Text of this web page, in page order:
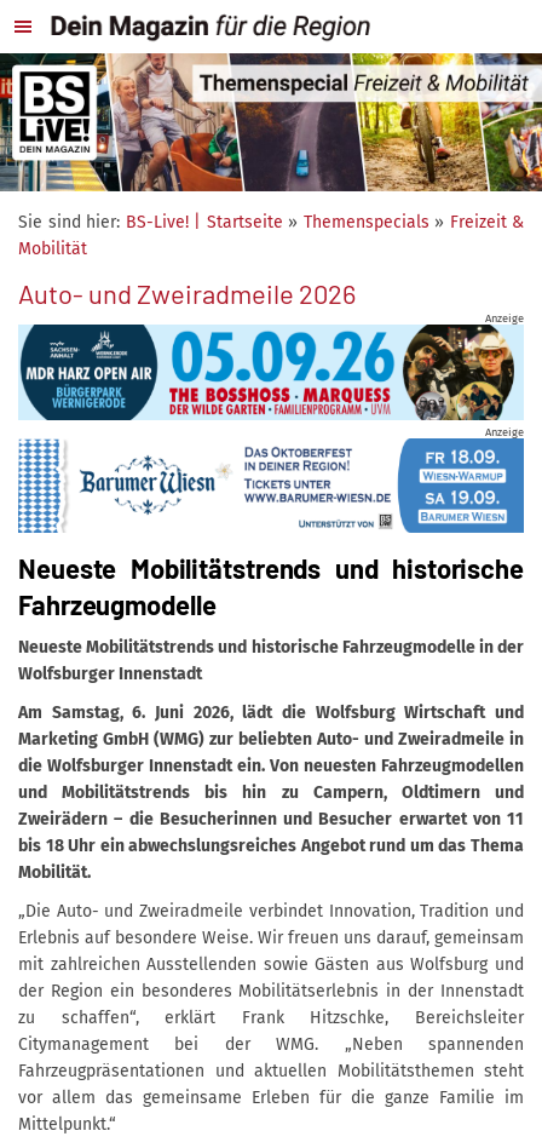
Sie sind hier: BS-Live! | Startseite » Themenspecials » Freizeit &
Mobilität
Auto- und Zweiradmeile 2026
Anzeige
Anzeige
Neueste Mobilitätstrends und historische
Fahrzeugmodelle
Neueste Mobilitätstrends und historische Fahrzeugmodelle in der
Wolfsburger Innenstadt
Am Samstag, 6. Juni 2026, lädt die Wolfsburg Wirtschaft und
Marketing GmbH (WMG) zur beliebten Auto- und Zweiradmeile in
die Wolfsburger Innenstadt ein. Von neuesten Fahrzeugmodellen
und Mobilitätstrends bis hin zu Campern, Oldtimern und
Zweirädern – die Besucherinnen und Besucher erwartet von 11
bis 18 Uhr ein abwechslungsreiches Angebot rund um das Thema
Mobilität.
„Die Auto- und Zweiradmeile verbindet Innovation, Tradition und
Erlebnis auf besondere Weise. Wir freuen uns darauf, gemeinsam
mit zahlreichen Ausstellenden sowie Gästen aus Wolfsburg und
der Region ein besonderes Mobilitätserlebnis in der Innenstadt
zu schaffen“, erklärt Frank Hitzschke, Bereichsleiter
Citymanagement bei der WMG. „Neben spannenden
Fahrzeugpräsentationen und aktuellen Mobilitätsthemen steht
vor allem das gemeinsame Erleben für die ganze Familie im
Mittelpunkt.“